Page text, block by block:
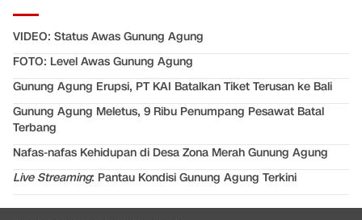
VIDEO: Status Awas Gunung Agung
FOTO: Level Awas Gunung Agung
Gunung Agung Erupsi, PT KAI Batalkan Tiket Terusan ke Bali
Gunung Agung Meletus, 9 Ribu Penumpang Pesawat Batal
Terbang
Nafas-nafas Kehidupan di Desa Zona Merah Gunung Agung
Live Streaming: Pantau Kondisi Gunung Agung Terkini